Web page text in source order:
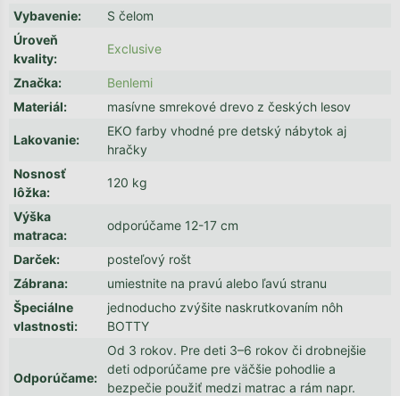
Vybavenie:
S čelom
Úroveň
kvality:
Exclusive
Značka:
Benlemi
Materiál: masívne smrekové drevo z českých lesov
Lakovanie:
EKO farby vhodné pre detský nábytok aj
hračky
Nosnosť
lôžka:
120 kg
Výška
matraca:
odporúčame 12-17 cm
Darček:
posteľový rošt
Zábrana:
umiestnite na pravú alebo ľavú stranu
Špeciálne
vlastnosti:
jednoducho zvýšite naskrutkovaním nôh
BOTTY
Odporúčame:
Od 3 rokov. Pre deti 3–6 rokov či drobnejšie
deti odporúčame pre väčšie pohodlie a
bezpečie použiť medzi matrac a rám napr.